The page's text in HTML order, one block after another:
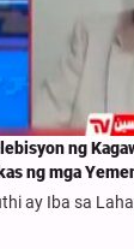
ng
ng mga
ay Iba sa